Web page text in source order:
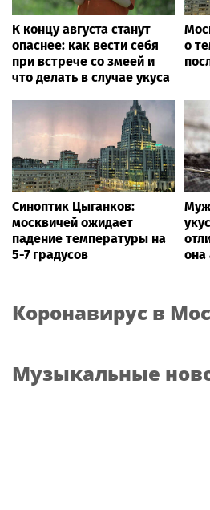
К концу августа станут
опаснее: как вести себя
при встрече со змеей и
что делать в случае укуса
о
Синоптик Цыганков:
москвичей ожидает
падение температуры на
5-7 градусов
она
Коронавирус в
Музыкальные